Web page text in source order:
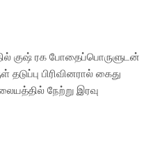
குஷ் ரக போதைப்பொருளுடன்
பிரிவினரால் கைது
நேற்று இரவு